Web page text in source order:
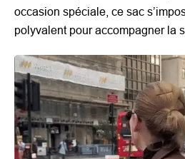
occasion spéciale, ce sac
polyvalent pour accompagner la